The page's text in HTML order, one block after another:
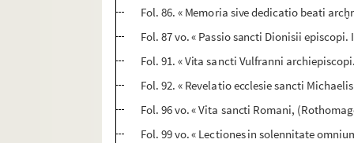
Fol. 86. « Memoria sive dedicatio beati
Fol. 87 vo. « Passio sancti Dionisii
Fol. 91. « Vita sancti Vulfranni
Fol. 92. « Revelatio ecclesie sancti
Fol. 96 vo. « Vita sancti Romani,
Fol. 99 vo. « Lectiones in solennitate